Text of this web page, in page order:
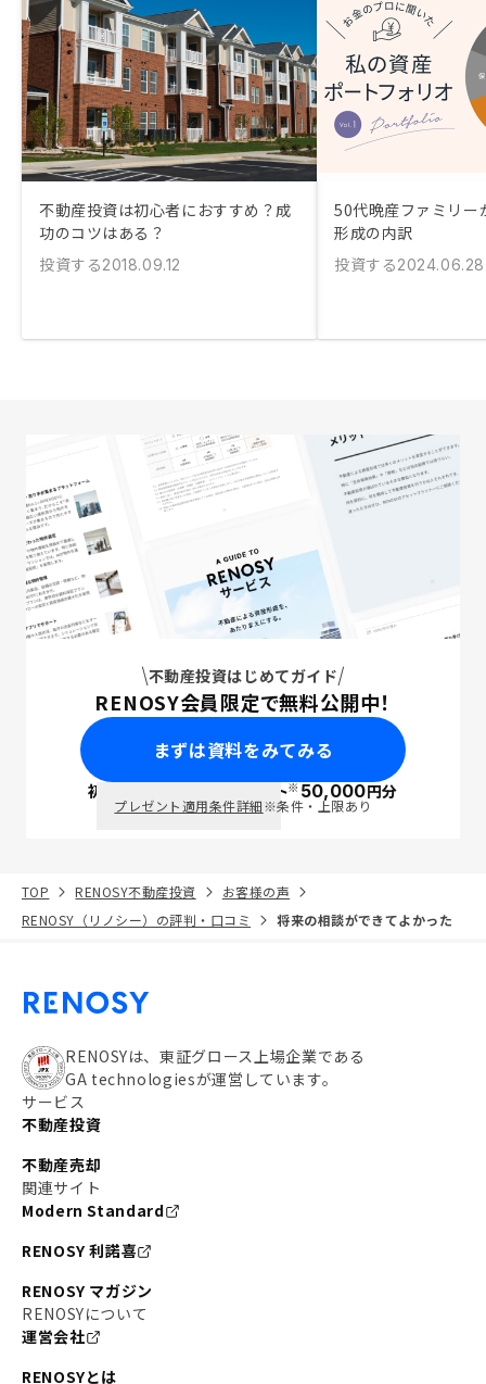
不動産投資は初心者におすすめ？成
功のコツはある？
投資する2018.09.12
50代晩産ファミリー
形成の内訳
投資する2024.06.28
不動産投資はじめてガイド
RENOSY会員限定で無料公開中！
まずは資料をみてみる
初回面談で ポイント※50,000円分
プレゼント適用条件詳細※条件・上限あり
TOP RENOSY不動産投資
お客様の声
RENOSY（リノシー）の評判・口コミ
将来の相談ができてよかった
RENOSYは、東証グロース上場企業である
GA technologiesが運営しています。
サービス
不動産投資
不動産売却
関連サイト
Modern Standard
RENOSY 利諾喜
RENOSY マガジン
RENOSYについて
運営会社
RENOSYとは